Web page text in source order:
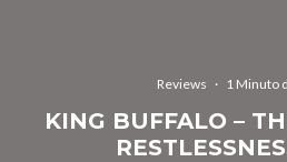
Reviews · 1 Minuto
KING BUFFALO –